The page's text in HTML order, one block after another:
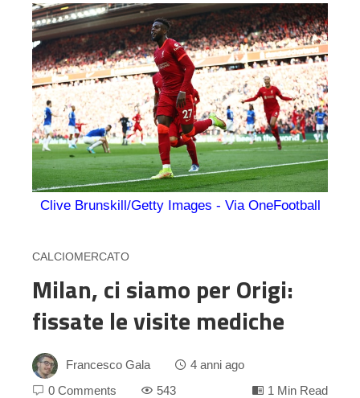
Clive Brunskill/Getty Images - Via OneFootball
CALCIOMERCATO
Milan, ci siamo per Origi:
fissate le visite mediche
Francesco Gala
4 anni ago
0 Comments
543 1 Min Read